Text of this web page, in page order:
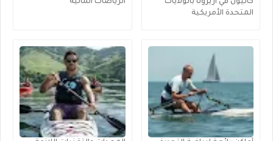
المتحدة الأمريكية